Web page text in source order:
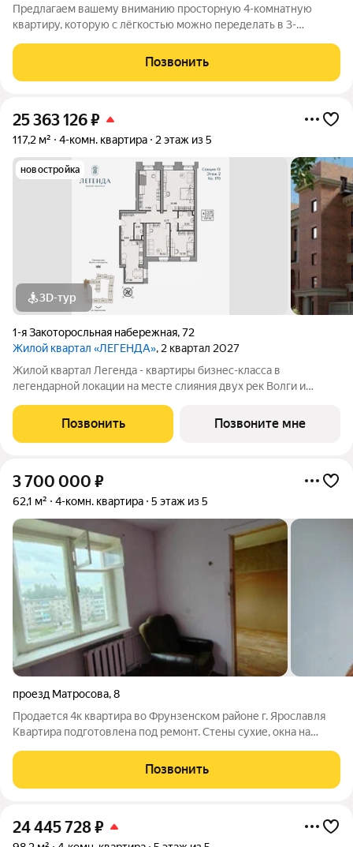
Предлагаем вашему вниманию просторную 4-комнатную
квартиру, которую с лёгкостью можно переделать в 3-
Площадь и планировка: Уникальная 4-комнатная квартира с
отдельной кладовой-гардеробной и
Позвонить
25 363 126₽
117,2 м² 4-комн. квартира 2 этаж из 5
новостройка
3D-тур
1-я Закоторосльная набережная,72
Жилой квартал «ЛЕГЕНДА», 2 квартал 2027
Жилой квартал Легенда - квартиры бизнес-класса в
легендарной локации на месте слияния двух рек Волги и
граничит с природным парком на
Позвонить Позвоните мне
3 700 000 ₽
62,1 м² 4-комн. квартира 5 этаж из 5
проезд Матросова,8
Продается 4к квартира во Фрунзенском районе г. Ярославля
Квартира подготовлена под ремонт. Стены сухие, окна на
хорошая транспортная доступность, все необходимое для
жизни рядом. Один взрослый
Позвонить
24 445 728₽